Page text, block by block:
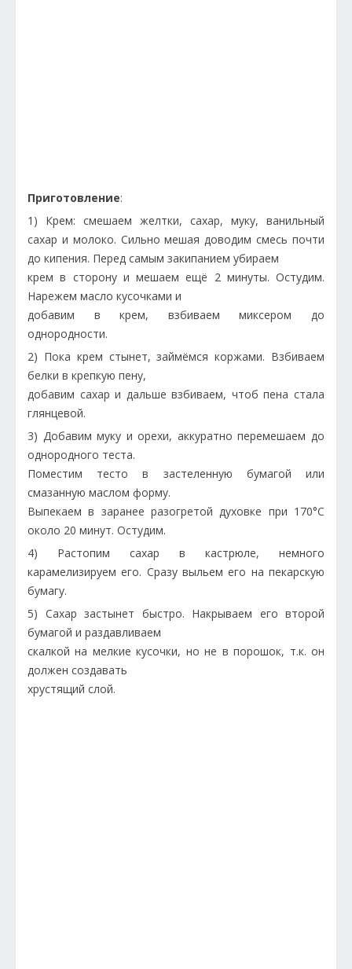
Приготовление:
1) Крем: смешаем желтки, сахар, муку, ванильный
сахар и молоко. Сильно мешая доводим смесь почти
до кипения. Перед самым закипанием убираем
крем в сторону и мешаем ещё 2 минуты. Остудим.
Нарежем масло кусочками и
добавим в крем, взбиваем миксером до
однородности.
2) Пока крем стынет, займёмся коржами. Взбиваем
белки в крепкую пену,
добавим сахар и дальше взбиваем, чтоб пена стала
глянцевой.
3) Добавим муку и орехи, аккуратно перемешаем до
однородного теста.
Поместим тесто в застеленную бумагой или
смазанную маслом форму.
Выпекаем в заранее разогретой духовке при 170°С
около 20 минут. Остудим.
4) Растопим сахар в кастрюле, немного
карамелизируем его. Сразу выльем его на пекарскую
бумагу.
5) Сахар застынет быстро. Накрываем его второй
бумагой и раздавливаем
скалкой на мелкие кусочки, но не в порошок, т.к. он
должен создавать
хрустящий слой.